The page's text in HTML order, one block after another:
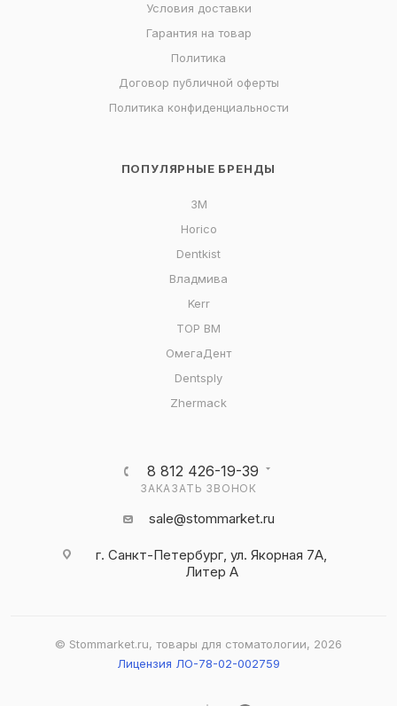
Условия доставки
Гарантия на товар
Политика
Договор публичной оферты
Политика конфиденциальности
ПОПУЛЯРНЫЕ БРЕНДЫ
3M
Horico
Dentkist
Владмива
Kerr
ТОР ВМ
ОмегаДент
Dentsply
Zhermack
8 812 426-19-39
ЗАКАЗАТЬ ЗВОНОК
sale@stommarket.ru
г. Cанкт-Петербург, ул. Якорная 7А,
Литер А
© Stommarket.ru, товары для стоматологии, 2026
Лицензия ЛО-78-02-002759